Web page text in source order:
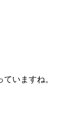
いますね。